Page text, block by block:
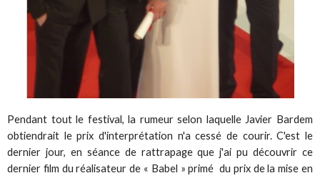
Pendant tout le festival, la rumeur selon laquelle Javier Bardem
obtiendrait le prix d'interprétation n'a cessé de courir. C'est le
dernier jour, en séance de rattrapage que j'ai pu découvrir ce
dernier film du réalisateur de « Babel » primé du prix de la mise en